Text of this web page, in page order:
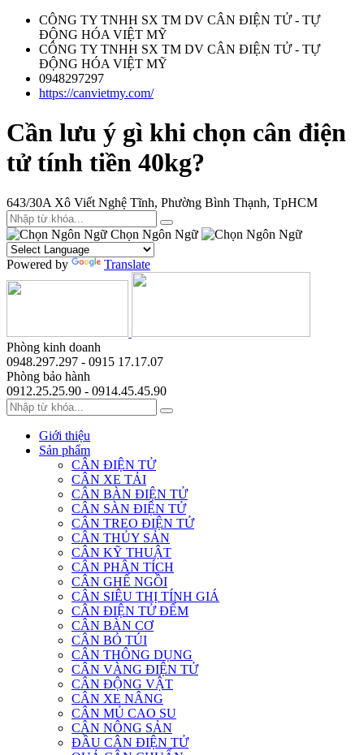
CÔNG TY TNHH SX TM DV CÂN ĐIỆN TỬ - TỰ
ĐỘNG HÓA VIỆT MỸ
CÔNG TY TNHH SX TM DV CÂN ĐIỆN TỬ - TỰ
ĐỘNG HÓA VIỆT MỸ
0948297297
https://canvietmy.com/
Cần lưu ý gì khi chọn cân điện
tử tính tiền 40kg?
643/30A Xô Viết Nghệ Tĩnh, Phường Bình Thạnh, TpHCM
Chọn Ngôn Ngữ
Powered by Translate
Phòng kinh doanh
0948.297.297 - 0915 17.17.07
Phòng bảo hành
0912.25.25.90 - 0914.45.45.90
Giới thiệu
Sản phẩm
CÂN ĐIỆN TỬ
CÂN XE TẢI
CÂN BÀN ĐIỆN TỬ
CÂN SÀN ĐIỆN TỬ
CÂN TREO ĐIỆN TỬ
CÂN THỦY SẢN
CÂN KỸ THUẬT
CÂN PHÂN TÍCH
CÂN GHẾ NGỒI
CÂN SIÊU THỊ TÍNH GIÁ
CÂN ĐIỆN TỬ ĐẾM
CÂN BÀN CƠ
CÂN BỎ TÚI
CÂN THÔNG DỤNG
CÂN VÀNG ĐIỆN TỬ
CÂN ĐỘNG VẬT
CÂN XE NÂNG
CÂN MỦ CAO SU
CÂN NÔNG SẢN
ĐẦU CÂN ĐIỆN TỬ